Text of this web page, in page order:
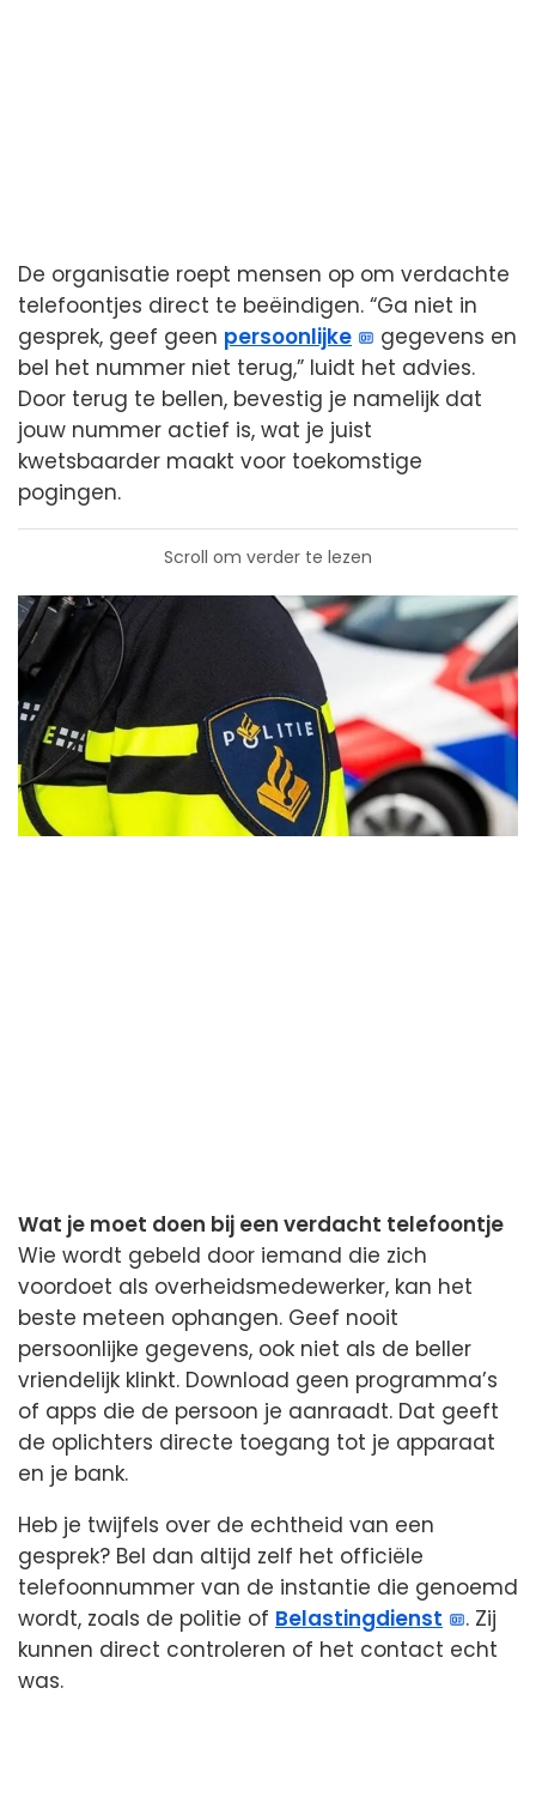
De organisatie roept mensen op om verdachte
telefoontjes direct te beëindigen. “Ga niet in
gesprek, geef geen persoonlijke
gegevens en
bel het nummer niet terug,” luidt het advies.
Door terug te bellen, bevestig je namelijk dat
jouw nummer actief is, wat je juist
kwetsbaarder maakt voor toekomstige
pogingen.
Scroll om verder te lezen
Wat je moet doen bij een verdacht telefoontje
Wie wordt gebeld door iemand die zich
voordoet als overheidsmedewerker, kan het
beste meteen ophangen. Geef nooit
persoonlijke gegevens, ook niet als de beller
vriendelijk klinkt. Download geen programma’s
of apps die de persoon je aanraadt. Dat geeft
de oplichters directe toegang tot je apparaat
en je bank.
Heb je twijfels over de echtheid van een
gesprek? Bel dan altijd zelf het officiële
telefoonnummer van de instantie die genoemd
wordt, zoals de politie of Belastingdienst
. Zij
kunnen direct controleren of het contact echt
was.